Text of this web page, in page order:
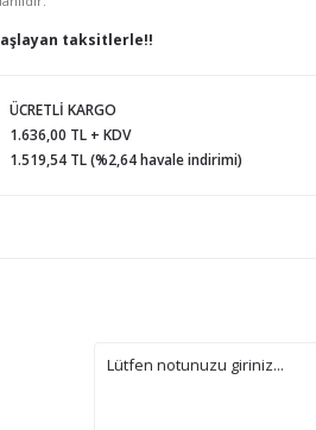
taksitlerle!!
ÜCRETLİ KARGO
1.636,00 TL + KDV
1.519,54 TL (%2,64 havale indirimi)